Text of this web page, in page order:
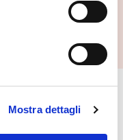
Mostra dettagli
di